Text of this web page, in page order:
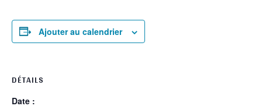
Ajouter au calendrier
DÉTAILS
Date :